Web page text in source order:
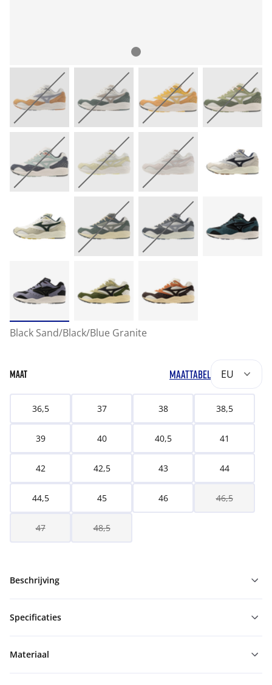
Black Sand/Black/Blue Granite
MAAT MAATTABEL EU
36,5 37 38 38,5
39 40 40,5 41
42 42,5 43 44
44,5 45 46 46,5
47 48,5
Beschrijving
Specificaties
Materiaal